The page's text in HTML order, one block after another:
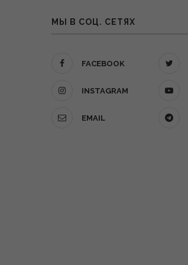
МЫ В СОЦ. СЕТЯХ
FACEBOOK
INSTAGRAM
EMAIL